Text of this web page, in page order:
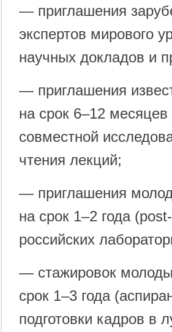
— приглашения
экспертов мирового
научных докладов и
— приглашения
на срок 6–12
совместной
чтения лекций;
— приглашения
на срок 1–2 года
российских
— стажировок
срок 1–3 года
подготовки кадров в